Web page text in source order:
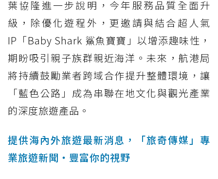
葉協隆進一步說明，今年服務品質全面升
級，除優化遊程外，更邀請與結合超人氣
IP「Baby Shark 鯊魚寶寶」以增添趣味性，
期盼吸引親子族群親近海洋。未來，航港局
將持續鼓勵業者跨域合作提升整體環境，讓
「藍色公路」成為串聯在地文化與觀光產業
的深度旅遊產品。
提供海內外旅遊最新消息，「旅奇傳媒」專
業旅遊新聞‧豐富你的視野